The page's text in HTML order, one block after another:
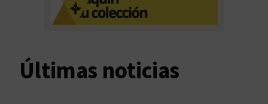
t
u
i
Últimas noticias